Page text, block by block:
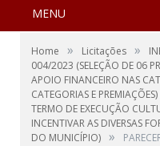
MENU
Home » Licitações »
004/2023 (SELEÇÃO DE 06
APOIO FINANCEIRO NAS
CATEGORIAS E
TERMO DE EXECUÇÃO
INCENTIVAR AS DIVERSAS
DO MUNICÍPIO) »